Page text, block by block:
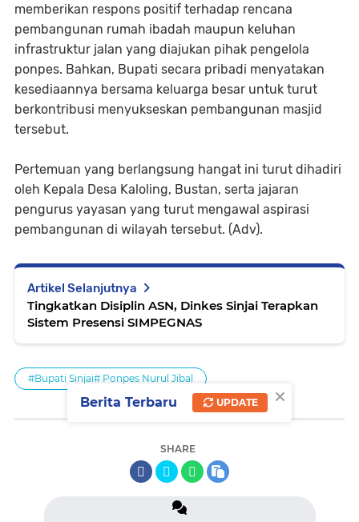
memberikan respons positif terhadap rencana
pembangunan rumah ibadah maupun keluhan
infrastruktur jalan yang diajukan pihak pengelola
ponpes. Bahkan, Bupati secara pribadi menyatakan
kesediaannya bersama keluarga besar untuk turut
berkontribusi menyukseskan pembangunan masjid
tersebut.
Pertemuan yang berlangsung hangat ini turut dihadiri
oleh Kepala Desa Kaloling, Bustan, serta jajaran
pengurus yayasan yang turut mengawal aspirasi
pembangunan di wilayah tersebut. (Adv).
Artikel Selanjutnya
Tingkatkan Disiplin ASN, Dinkes Sinjai Terapkan
Sistem Presensi SIMPEGNAS
#Bupati Sinjai# Ponpes Nurul Jibal
SHARE
×
Berita Terbaru UPDATE